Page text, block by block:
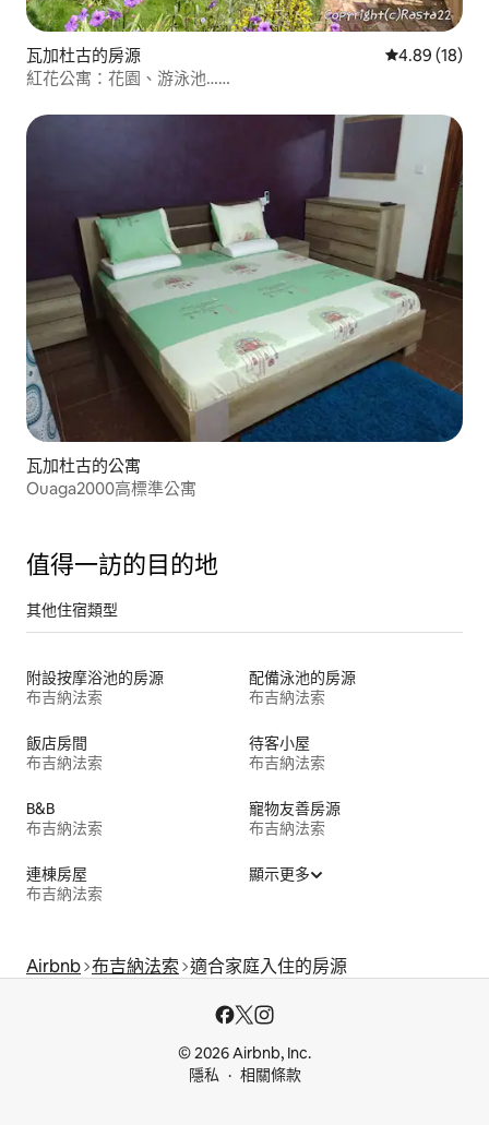
瓦加杜古的房源 從 18 則評價
4.89 (18)
紅花公寓：花園、游泳池……
瓦加杜古的公寓
Ouaga2000高標準公寓
值得一訪的目的地
其他住宿類型
附設按摩浴池的房源
布吉納法索
配備泳池的房源
布吉納法索
飯店房間
布吉納法索
待客小屋
布吉納法索
B&B
布吉納法索
寵物友善房源
布吉納法索
連棟房屋
布吉納法索
顯示更多
Airbnb 布吉納法索 適合家庭入住的房源
© 2026 Airbnb, Inc.
隱私
相關條款